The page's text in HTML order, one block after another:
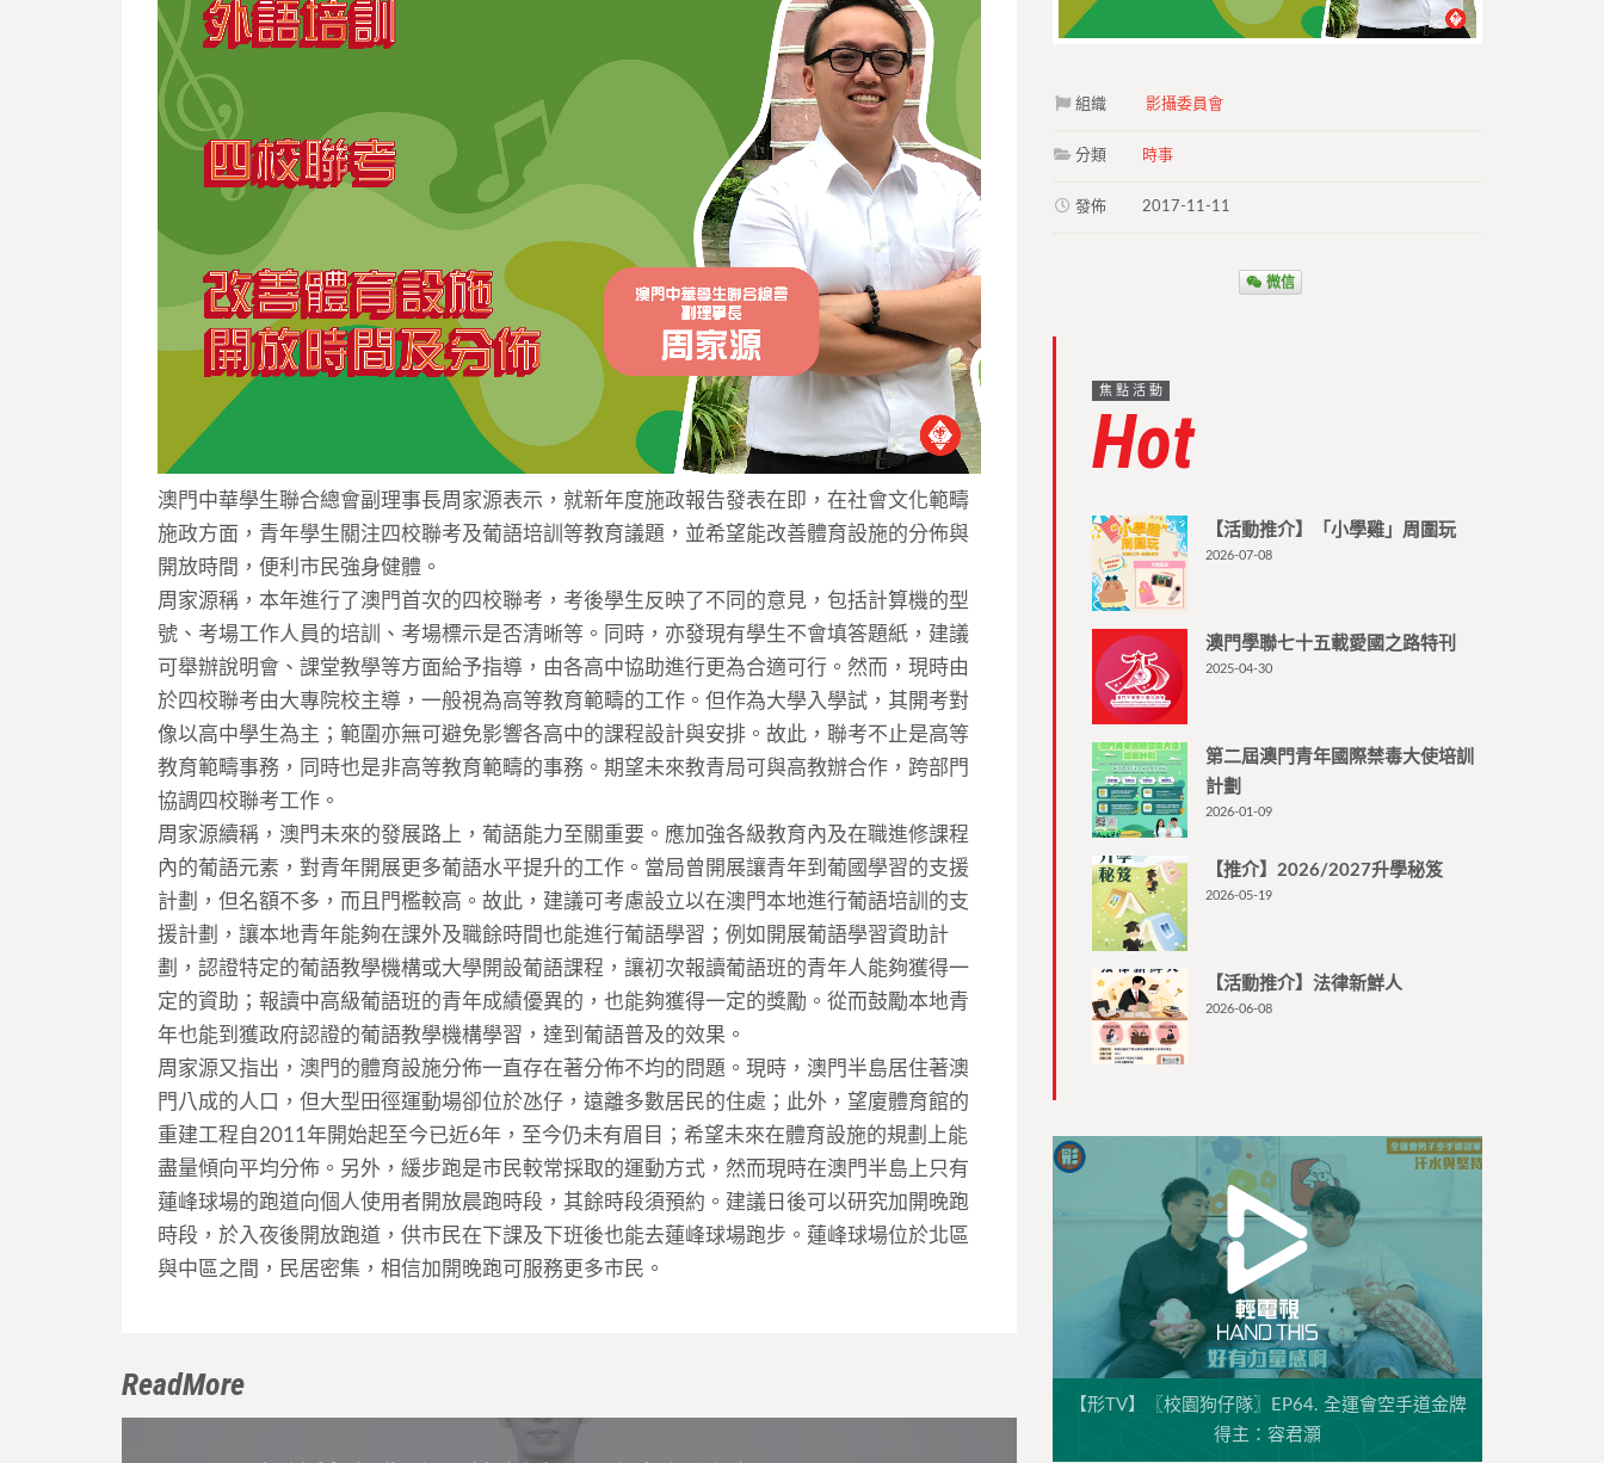
澳門中華學生聯合總會副理事長周家源表示，就新年度施政報告發表在即，在社會文化範疇
施政方面，青年學生關注四校聯考及葡語培訓等教育議題，並希望能改善體育設施的分佈與
開放時間，便利市民強身健體。
周家源稱，本年進行了澳門首次的四校聯考，考後學生反映了不同的意見，包括計算機的型
號、考場工作人員的培訓、考場標示是否清晰等。同時，亦發現有學生不會填答題紙，建議
可舉辦說明會、課堂教學等方面給予指導，由各高中協助進行更為合適可行。然而，現時由
於四校聯考由大專院校主導，一般視為高等教育範疇的工作。但作為大學入學試，其開考對
像以高中學生為主；範圍亦無可避免影響各高中的課程設計與安排。故此，聯考不止是高等
教育範疇事務，同時也是非高等教育範疇的事務。期望未來教青局可與高教辦合作，跨部門
協調四校聯考工作。
周家源續稱，澳門未來的發展路上，葡語能力至關重要。應加強各級教育內及在職進修課程
內的葡語元素，對青年開展更多葡語水平提升的工作。當局曾開展讓青年到葡國學習的支援
計劃，但名額不多，而且門檻較高。故此，建議可考慮設立以在澳門本地進行葡語培訓的支
援計劃，讓本地青年能夠在課外及職餘時間也能進行葡語學習；例如開展葡語學習資助計
劃，認證特定的葡語教學機構或大學開設葡語課程，讓初次報讀葡語班的青年人能夠獲得一
定的資助；報讀中高級葡語班的青年成績優異的，也能夠獲得一定的獎勵。從而鼓勵本地青
年也能到獲政府認證的葡語教學機構學習，達到葡語普及的效果。
周家源又指出，澳門的體育設施分佈一直存在著分佈不均的問題。現時，澳門半島居住著澳
門八成的人口，但大型田徑運動場卻位於氹仔，遠離多數居民的住處；此外，望廈體育館的
重建工程自2011年開始起至今已近6年，至今仍未有眉目；希望未來在體育設施的規劃上能
盡量傾向平均分佈。另外，緩步跑是市民較常採取的運動方式，然而現時在澳門半島上只有
蓮峰球場的跑道向個人使用者開放晨跑時段，其餘時段須預約。建議日後可以研究加開晚跑
時段，於入夜後開放跑道，供市民在下課及下班後也能去蓮峰球場跑步。蓮峰球場位於北區
與中區之間，民居密集，相信加開晚跑可服務更多市民。
ReadMore
組織 影攝委員會
分類 時事
發佈 2017-11-11
微信
焦點活動
Hot
【活動推介】「小學雞」周圍玩
2026-07-08
澳門學聯七十五載愛國之路特刊
2025-04-30
第二屆澳門青年國際禁毒大使培訓
計劃
2026-01-09
【推介】2026/2027升學秘笈
2026-05-19
【活動推介】法律新鮮人
2026-06-08
【形TV】〖校園狗仔隊〗EP64. 全運會空手道金牌
得主：容君灝